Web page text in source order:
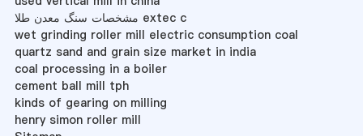
مشخصات سنگ معدن طلا extec c
wet grinding roller mill electric consumption coal
quartz sand and grain size market in india
coal processing in a boiler
cement ball mill tph
kinds of gearing on milling
henry simon roller mill